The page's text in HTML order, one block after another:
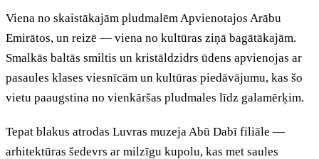
Viena no skaistākajām pludmalēm Apvienotajos Arābu
Emirātos, un reizē — viena no kultūras ziņā bagātākajām.
Smalkās baltās smiltis un kristāldzidrs ūdens apvienojas ar
pasaules klases viesnīcām un kultūras piedāvājumu, kas šo
vietu paaugstina no vienkāršas pludmales līdz galamērķim.
Tepat blakus atrodas Luvras muzeja Abū Dabī filiāle —
arhitektūras šedevrs ar milzīgu kupolu, kas met saules